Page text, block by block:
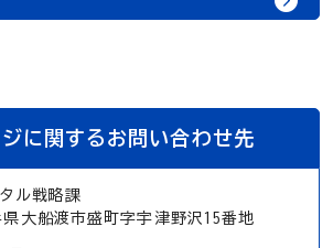
に関するお問い合わせ先
ル戦略課
大船渡市盛町字宇津野沢15番地